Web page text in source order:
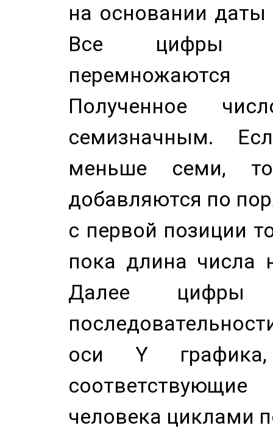
на основании
Все цифры
Полученное
семизначным.
меньше семи,
добавляются по
с первой позиции
пока длина числа
Далее цифры
оси Y
человека циклами